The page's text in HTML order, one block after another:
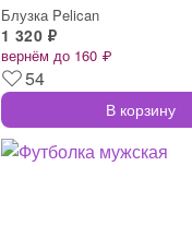
Блузка Pelican
1 320 ₽
вернём до 160 ₽
54
В корзину